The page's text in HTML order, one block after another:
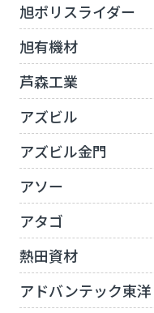
旭ポリスライダー
旭有機材
芦森工業
アズビル
アズビル金門
アソー
アタゴ
熱田資材
アドバンテック東洋